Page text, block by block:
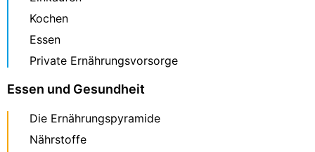
Kochen
Essen
Private Ernährungsvorsorge
Essen und Gesundheit
Die Ernährungspyramide
Nährstoffe